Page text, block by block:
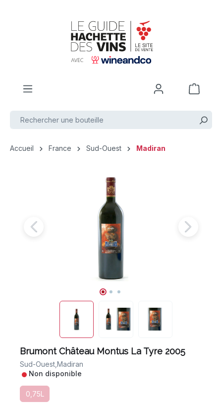
Accueil France Sud-Ouest Madiran
Ignorer la galerie d'images
Brumont Château Montus La Tyre 2005
Sud-Ouest, Madiran
•Non disponible
0,75L